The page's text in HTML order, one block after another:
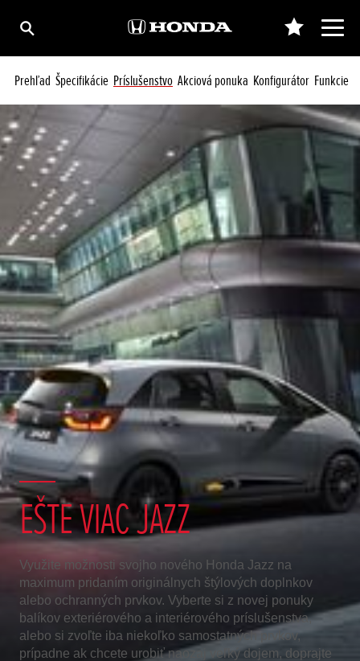
Prehľad Špecifikácie Príslušenstvo Akciová ponuka Konfigurátor Funkcie
EŠTE VIAC JAZZ
Využite možnosti svojho nového Honda Jazz na
maximum pridaním originálnych štýlových doplnkov
alebo ochranných prvkov. Vyberte si z novej ponuky
balíkov exteriérového a interiérového príslušenstva,
alebo si zvoľte iba niekoľko samostatných prvkov,
prípadne ak chcete urobiť naozaj veľký dojem, doprajte